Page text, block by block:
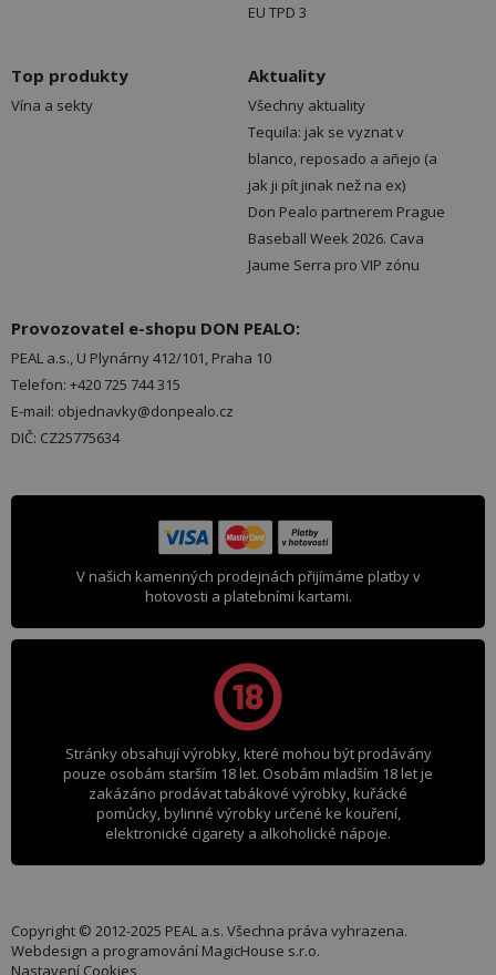
EU TPD 3
Top produkty
Vína a sekty
Aktuality
Všechny aktuality
Tequila: jak se vyznat v
blanco, reposado a añejo (a
jak ji pít jinak než na ex)
Don Pealo partnerem Prague
Baseball Week 2026. Cava
Jaume Serra pro VIP zónu
Provozovatel e-shopu DON PEALO:
PEAL a.s., U Plynárny 412/101, Praha 10
Telefon: +420 725 744 315
E-mail: objednavky@donpealo.cz
DIČ: CZ25775634
V našich kamenných prodejnách přijímáme platby v
hotovosti a platebními kartami.
Stránky obsahují výrobky, které mohou být prodávány
pouze osobám starším 18 let. Osobám mladším 18 let je
zakázáno prodávat tabákové výrobky, kuřácké
pomůcky, bylinné výrobky určené ke kouření,
elektronické cigarety a alkoholické nápoje.
Copyright © 2012-2025 PEAL a.s. Všechna práva vyhrazena.
Webdesign a programování MagicHouse s.r.o.
Nastavení Cookies